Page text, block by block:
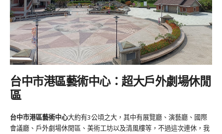
台中市港區藝術中心：超大戶外劇場休閒
區
台中市港區藝術中心大約有3公頃之大，其中有展覽廳、演藝廳、國際
會議廳、戶外劇場休閒區、美術工坊以及清風樓等，不過這次連休，我